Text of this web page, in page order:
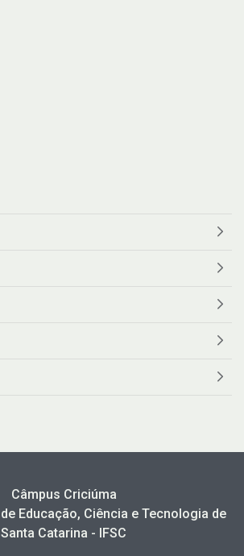
Câmpus Criciúma
Educação, Ciência e Tecnologia de
Santa Catarina - IFSC